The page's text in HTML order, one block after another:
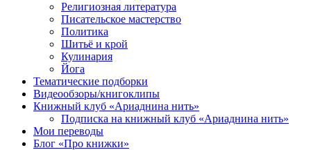
Религиозная литература
Писательское мастерство
Политика
Шитьё и крой
Кулинария
Йога
Тематические подборки
Видеообзоры/книгоклипы
Книжный клуб «Ариаднина нить»
Подписка на книжный клуб «Ариаднина нить»
Мои переводы
Блог «Про книжки»